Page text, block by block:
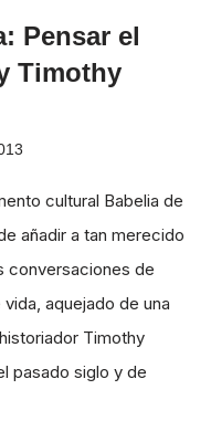
Pensar el
Timothy
cultural Babelia de
añadir a tan merecido
de
aquejado de una
Timothy
pasado siglo y de